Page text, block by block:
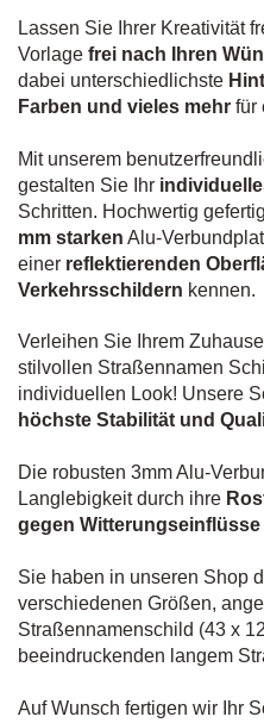
Lassen Sie Ihrer Kreativität
Vorlage frei nach Ihren
dabei unterschiedlichste
Farben und vieles mehr für
Mit unserem
gestalten Sie Ihr
Schritten. Hochwertig
mm starken Alu-
einer reflektierenden
Verkehrsschildern kennen.
Verleihen Sie Ihrem
stilvollen Straßennamen
individuellen Look! Unsere
höchste Stabilität und
Die robusten 3mm Alu-
Langlebigkeit durch ihre
gegen Witterungseinflüsse
Sie haben in unseren Shop
verschiedenen Größen,
Straßennamenschild (43 x
beeindruckenden langem
Auf Wunsch fertigen wir Ihr